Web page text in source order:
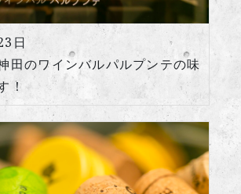
日
田のワインバルパルプンテの味
！